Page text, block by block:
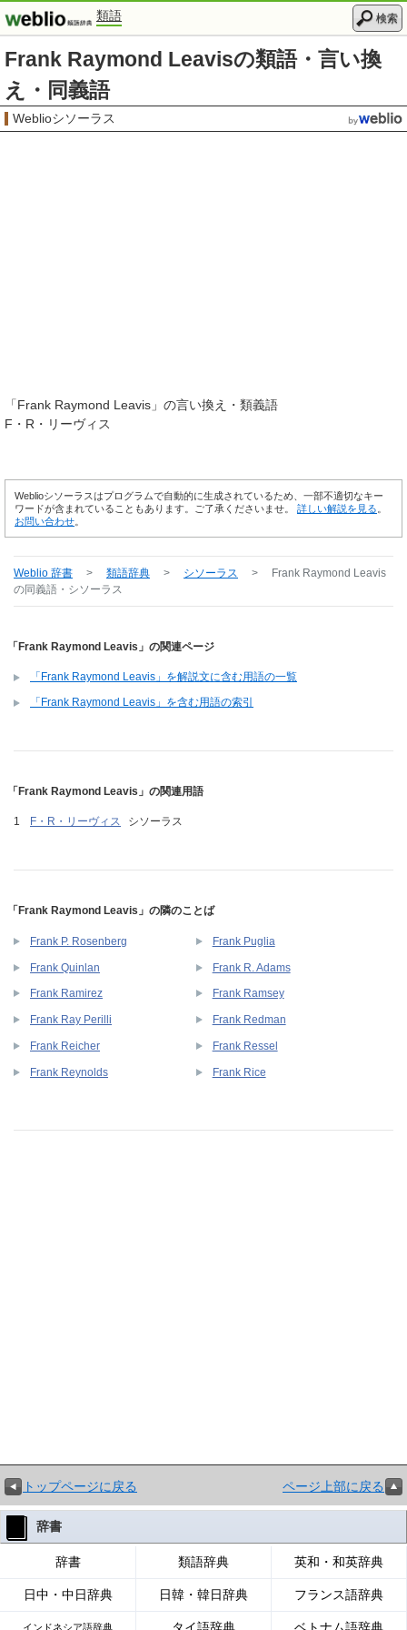
類語 検索
Frank Raymond Leavisの類語・言い換
え・同義語
Weblioシソーラス
「Frank Raymond Leavis 」の言い換え・類義語
F・R・リーヴィス
Weblioシソーラスはプログラムで自動的に生成されているため、一部不適切なキー
ワードが含まれていることもあります。ご了承くださいませ。 詳しい解説を見る
お問い合わせ
Weblio 辞書 > 類語辞典 > シソーラス >
Frank Raymond Leavis
の同義語・シソーラス
「Frank Raymond Leavis」の関連ページ
「Frank Raymond Leavis」を解説文に含む用語の一覧
「Frank Raymond Leavis」を含む用語の索引
「Frank Raymond Leavis」の関連用語
F・R・リーヴィス シソーラス
「Frank Raymond Leavis」の隣のことば
Frank P. Rosenberg Frank Puglia
Frank Quinlan Frank R. Adams
Frank Ramirez Frank Ramsey
Frank Ray Perilli Frank Redman
Frank Reicher Frank Ressel
Frank Reynolds Frank Rice
トップページに戻る ページ上部に戻る
辞書
辞書 類語辞典 英和・和英辞典
日中・中日辞典 日韓・韓日辞典 フランス語辞典
インドネシア語辞典